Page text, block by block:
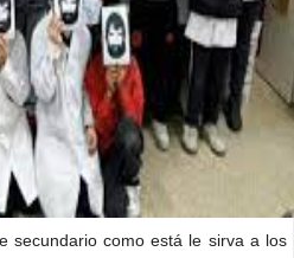
secundario como está le sirva a los